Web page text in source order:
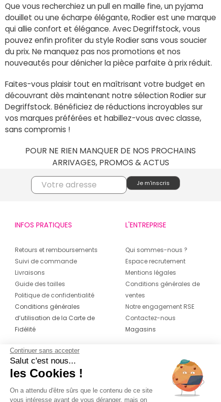
Que vous recherchiez un pull en maille fine, un pyjama
douillet ou une écharpe élégante, Rodier est une marque
qui allie confort et élégance. Avec Degriffstock, vous
pouvez enfin profiter du style Rodier sans vous soucier
du prix. Ne manquez pas nos promotions et nos
nouveautés pour dénicher la pièce parfaite à prix réduit.
Faites-vous plaisir tout en maîtrisant votre budget en
découvrant dès maintenant notre sélection Rodier sur
Degriffstock. Bénéficiez de réductions incroyables sur
vos marques préférées et habillez-vous avec classe,
sans compromis !
POUR NE RIEN MANQUER DE NOS PROCHAINS
ARRIVAGES, PROMOS & ACTUS
INFOS PRATIQUES
Retours et remboursements
Suivi de commande
Livraisons
Guide des tailles
Politique de confidentialité
Conditions générales
d’utilisation de la Carte de
Fidélité
L'ENTREPRISE
Qui sommes-nous ?
Espace recrutement
Mentions légales
Conditions générales de
ventes
Notre engagement RSE
Contactez-nous
Magasins
CONTACT
04 42 20 78 42
Du lundi au jeudi de 8h30 à 16h30 & le
Continuer sans accepter
Salut c'est nous...
les Cookies !
On a attendu d'être sûrs que le contenu de ce site
vous intéresse avant de vous déranger, mais on